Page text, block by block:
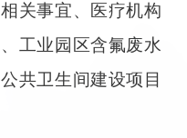
关事宜、医疗机构
工业园区含氟废水
共卫生间建设项目